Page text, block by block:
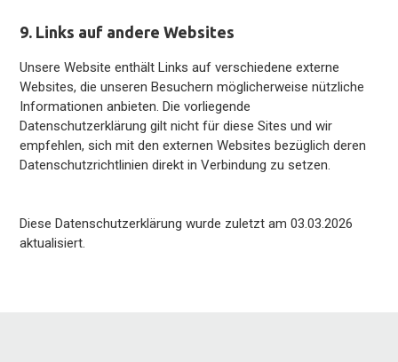
9. Links auf andere Websites
Unsere Website enthält Links auf verschiedene externe
Websites, die unseren Besuchern möglicherweise nützliche
Informationen anbieten. Die vorliegende
Datenschutzerklärung gilt nicht für diese Sites und wir
empfehlen, sich mit den externen Websites bezüglich deren
Datenschutzrichtlinien direkt in Verbindung zu setzen.
Diese Datenschutzerklärung wurde zuletzt am 03.03.2026
aktualisiert.